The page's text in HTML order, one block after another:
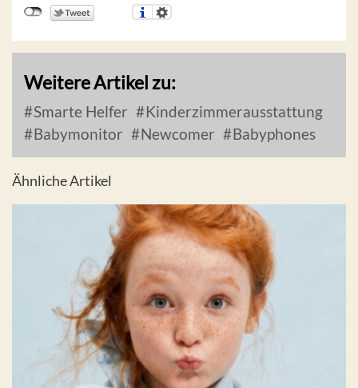
Weitere Artikel zu:
Smarte Helfer
Kinderzimmerausstattung
Babymonitor
Newcomer Babyphones
Ähnliche Artikel